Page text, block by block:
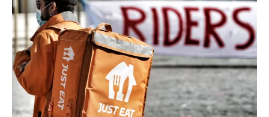
Copertine
Economia
Lavoro
Ambiente
Diritti
Welfare
Italia